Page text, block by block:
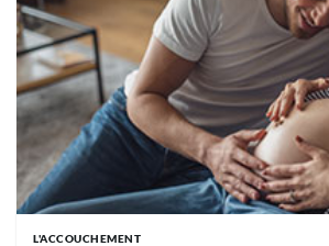
L'ACCOUCHEMENT